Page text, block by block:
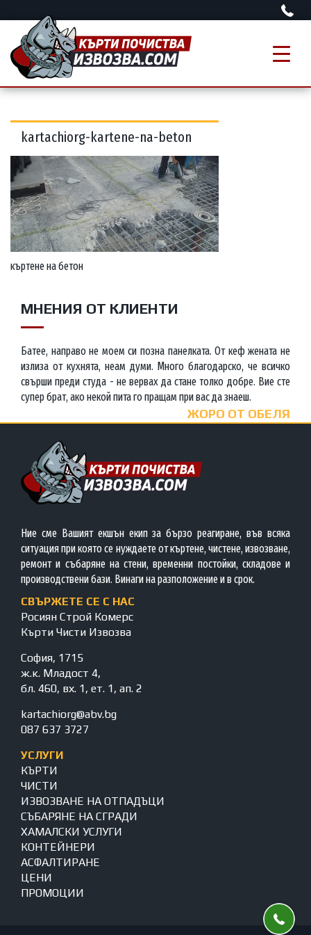
kartachiorg-kartene-na-beton
къртене на бетон
МНЕНИЯ ОТ КЛИЕНТИ
Батее, направо не моем си позна панелката. От кеф жената не
излиза от кухнята, неам думи. Много благодарско, че всичко
свърши преди студа - не вервах да стане толко добре. Вие сте
супер брат, ако некой пита го пращам при вас да знаеш.
ЖОРО ОТ ОБЕЛЯ
Ние сме Вашият екшън екип за бързо реагиране, във всяка
ситуация при която се нуждаете от къртене, чистене, извозване,
ремонт и събаряне на стени, временни постойки, складове и
производствени бази. Винаги на разположение и в срок.
СВЪРЖЕТЕ СЕ С НАС
Росиян Строй Комерс
Кърти Чисти Извозва
София, 1715
ж.к. Младост 4,
бл. 460, вх. 1, ет. 1, ап. 2
kartachiorg@abv.bg
087 637 3727
УСЛУГИ
КЪРТИ
ЧИСТИ
ИЗВОЗВАНЕ НА ОТПАДЪЦИ
СЪБАРЯНЕ НА СГРАДИ
ХАМАЛСКИ УСЛУГИ
КОНТЕЙНЕРИ
АСФАЛТИРАНЕ
ЦЕНИ
ПРОМОЦИИ